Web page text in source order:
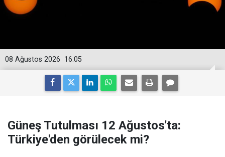
16:05
08 Ağustos 2026
Güneş Tutulması 12 Ağustos'ta:
Türkiye'den görülecek mi?